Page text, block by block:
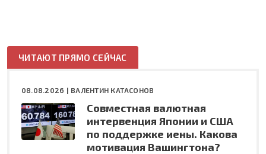
ЧИТАЮТ ПРЯМО СЕЙЧАС
08.08.2026 | ВАЛЕНТИН КАТАСОНОВ
Совместная валютная
интервенция Японии и США
по поддержке иены. Какова
мотивация Вашингтона?